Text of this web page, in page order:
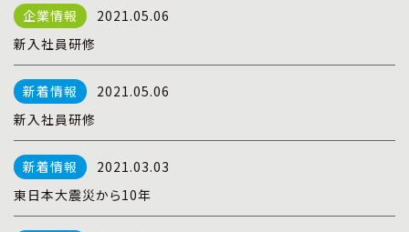
2021.05.06
新入社員研修
2021.05.06
新入社員研修
2021.03.03
東日本大震災から10年